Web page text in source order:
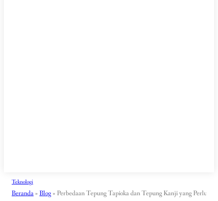
Teknologi
Beranda » Blog » Perbedaan Tepung Tapioka dan Tepung Kanji yang Perlu